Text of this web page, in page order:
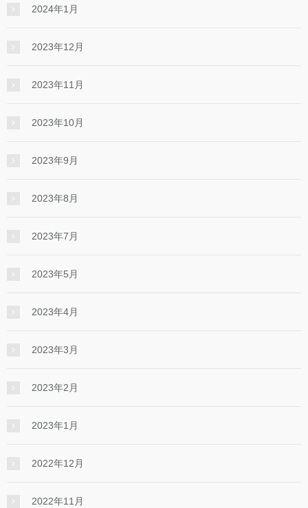
2024年1月
2023年12月
2023年11月
2023年10月
2023年9月
2023年8月
2023年7月
2023年5月
2023年4月
2023年3月
2023年2月
2023年1月
2022年12月
2022年11月